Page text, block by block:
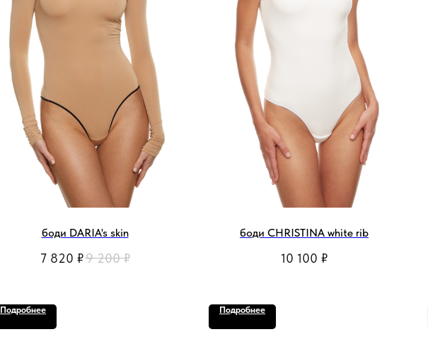
боди DARIA's skin
7 820 ₽9 200 ₽
Подробнее
боди CHRISTINA white rib
10 100 ₽
Подробнее